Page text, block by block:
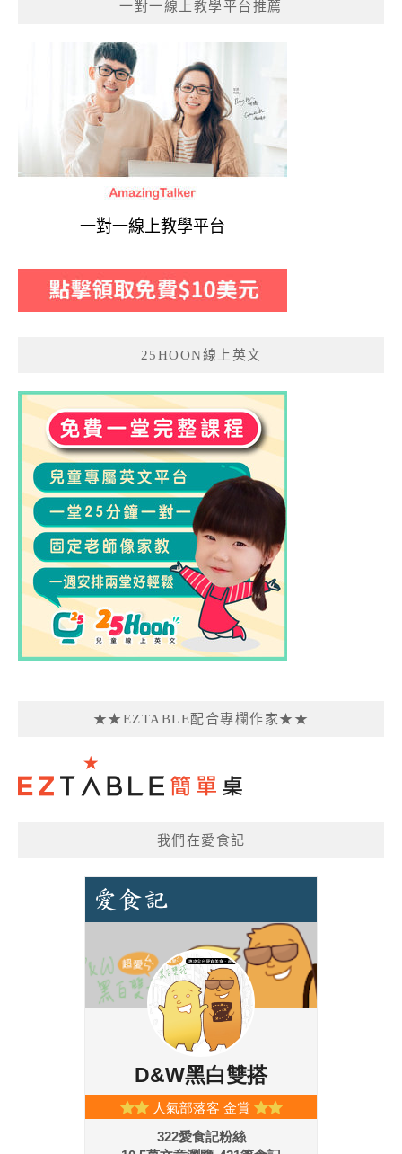
一對一線上教學平台推薦
一對一線上教學平台
25HOON線上英文
★★EZTABLE配合專欄作家★★
我們在愛食記